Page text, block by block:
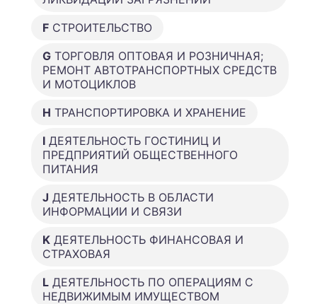
F СТРОИТЕЛЬСТВО
G ТОРГОВЛЯ ОПТОВАЯ И РОЗНИЧНАЯ;
РЕМОНТ АВТОТРАНСПОРТНЫХ СРЕДСТВ
И МОТОЦИКЛОВ
H ТРАНСПОРТИРОВКА И ХРАНЕНИЕ
I ДЕЯТЕЛЬНОСТЬ ГОСТИНИЦ И
ПРЕДПРИЯТИЙ ОБЩЕСТВЕННОГО
ПИТАНИЯ
J ДЕЯТЕЛЬНОСТЬ В ОБЛАСТИ
ИНФОРМАЦИИ И СВЯЗИ
K ДЕЯТЕЛЬНОСТЬ ФИНАНСОВАЯ И
СТРАХОВАЯ
L ДЕЯТЕЛЬНОСТЬ ПО ОПЕРАЦИЯМ С
НЕДВИЖИМЫМ ИМУЩЕСТВОМ